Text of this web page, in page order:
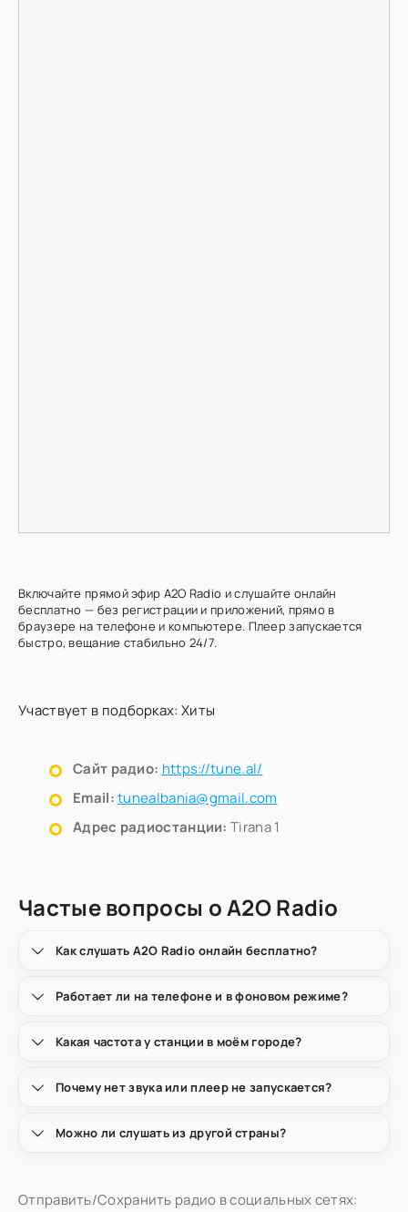
Включайте прямой эфир A2O Radio и слушайте онлайн
бесплатно — без регистрации и приложений, прямо в
браузере на телефоне и компьютере. Плеер запускается
быстро, вещание стабильно 24/7.
Участвует в подборках: Хиты
Сайт радио: https://tune.al/
Email:tunealbania@gmail.com
Адрес радиостанции: Tirana 1
Частые вопросы о A2O Radio
Как слушать A2O Radio онлайн бесплатно?
Работает ли на телефоне и в фоновом режиме?
Какая частота у станции в моём городе?
Почему нет звука или плеер не запускается?
Можно ли слушать из другой страны?
Отправить/Сохранить радио в социальных сетях: